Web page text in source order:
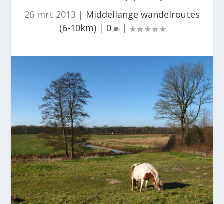
26 mrt 2013 | Middellange wandelroutes
(6-10km)| 0 |